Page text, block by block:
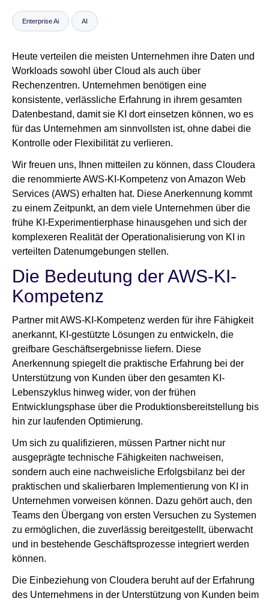
Newsroom
Enterprise Ai AI
Heute verteilen die meisten Unternehmen ihre Daten und
Workloads sowohl über Cloud als auch über
Rechenzentren. Unternehmen benötigen eine
konsistente, verlässliche Erfahrung in ihrem gesamten
Datenbestand, damit sie KI dort einsetzen können, wo es
für das Unternehmen am sinnvollsten ist, ohne dabei die
Kontrolle oder Flexibilität zu verlieren.
Wir freuen uns, Ihnen mitteilen zu können, dass Cloudera
die renommierte AWS-KI-Kompetenz von Amazon Web
Services (AWS) erhalten hat. Diese Anerkennung kommt
zu einem Zeitpunkt, an dem viele Unternehmen über die
frühe KI-Experimentierphase hinausgehen und sich der
komplexeren Realität der Operationalisierung von KI in
verteilten Datenumgebungen stellen.
Die Bedeutung der AWS-KI-
Kompetenz
Partner mit AWS-KI-Kompetenz werden für ihre Fähigkeit
anerkannt, KI-gestützte Lösungen zu entwickeln, die
greifbare Geschäftsergebnisse liefern. Diese
Anerkennung spiegelt die praktische Erfahrung bei der
Unterstützung von Kunden über den gesamten KI-
Lebenszyklus hinweg wider, von der frühen
Entwicklungsphase über die Produktionsbereitstellung bis
hin zur laufenden Optimierung.
Um sich zu qualifizieren, müssen Partner nicht nur
ausgeprägte technische Fähigkeiten nachweisen,
sondern auch eine nachweisliche Erfolgsbilanz bei der
praktischen und skalierbaren Implementierung von KI in
Unternehmen vorweisen können. Dazu gehört auch, den
Teams den Übergang von ersten Versuchen zu Systemen
zu ermöglichen, die zuverlässig bereitgestellt, überwacht
und in bestehende Geschäftsprozesse integriert werden
können.
Die Einbeziehung von Cloudera beruht auf der Erfahrung
des Unternehmens in der Unterstützung von Kunden beim